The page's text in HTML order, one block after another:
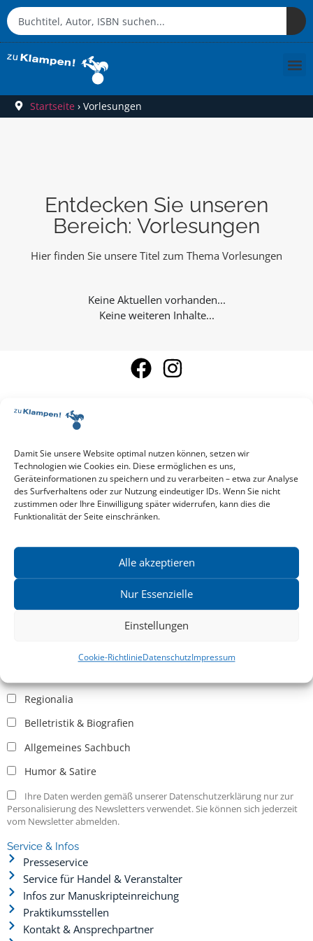
Damit Sie unsere Website optimal nutzen können, setzen wir
Technologien wie Cookies ein. Diese ermöglichen es uns,
Geräteinformationen zu speichern und zu verarbeiten – etwa zur Analyse
des Surfverhaltens oder zur Nutzung eindeutiger IDs. Wenn Sie nicht
zustimmen oder Ihre Einwilligung später widerrufen, kann dies die
Funktionalität der Seite einschränken.
Alle akzeptieren
Nur Essenzielle
Einstellungen
Cookie-RichtlinieDatenschutzImpressum
Startseite › Vorlesungen
Entdecken Sie unseren
Bereich: Vorlesungen
Hier finden Sie unsere Titel zum Thema Vorlesungen
Keine weiteren Inhalte...
Aktuelle Vorschau
Entdecken Sie das aktuelle zu-Klampen!-Verlagsprogramm.
Hier finden Sie die Verlagsvorschau – einfach direkt online
reinlesen oder herunterladen.
Download: Vorschau zu Klampen! Herbst 2026
Mehr aktuelle Vorschauen ansehen
News zu aktuellen Neuheiten und Nachrichten im zu Klampen!
Verlag – jederzeit wieder abbestellbar.
Kritische Theorie / Philosophie
Regionalia
Belletristik & Biografien
Allgemeines Sachbuch
Humor & Satire
Ihre Daten werden gemäß unserer Datenschutzerklärung nur zur
Personalisierung des Newsletters verwendet. Sie können sich jederzeit
vom Newsletter abmelden.
Service & Infos
Presseservice
Service für Handel & Veranstalter
Infos zur Manuskripteinreichung
Praktikumsstellen
Kontakt & Ansprechpartner